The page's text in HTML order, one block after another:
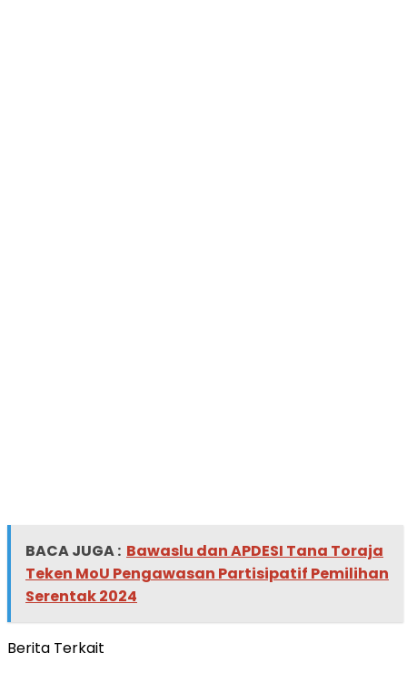
BACA JUGA : Bawaslu dan APDESI Tana Toraja
Teken MoU Pengawasan Partisipatif Pemilihan
Serentak 2024
Berita Terkait